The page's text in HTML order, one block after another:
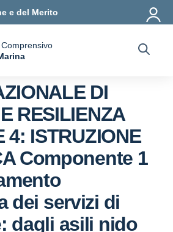
e del Merito
DI
RESILIENZA
4: ISTRUZIONE
Componente 1
dei servizi di
dagli asili nido